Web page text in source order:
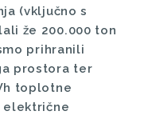
(vključno s
že 200.000 ton
prihranili
prostora ter
toplotne
električne